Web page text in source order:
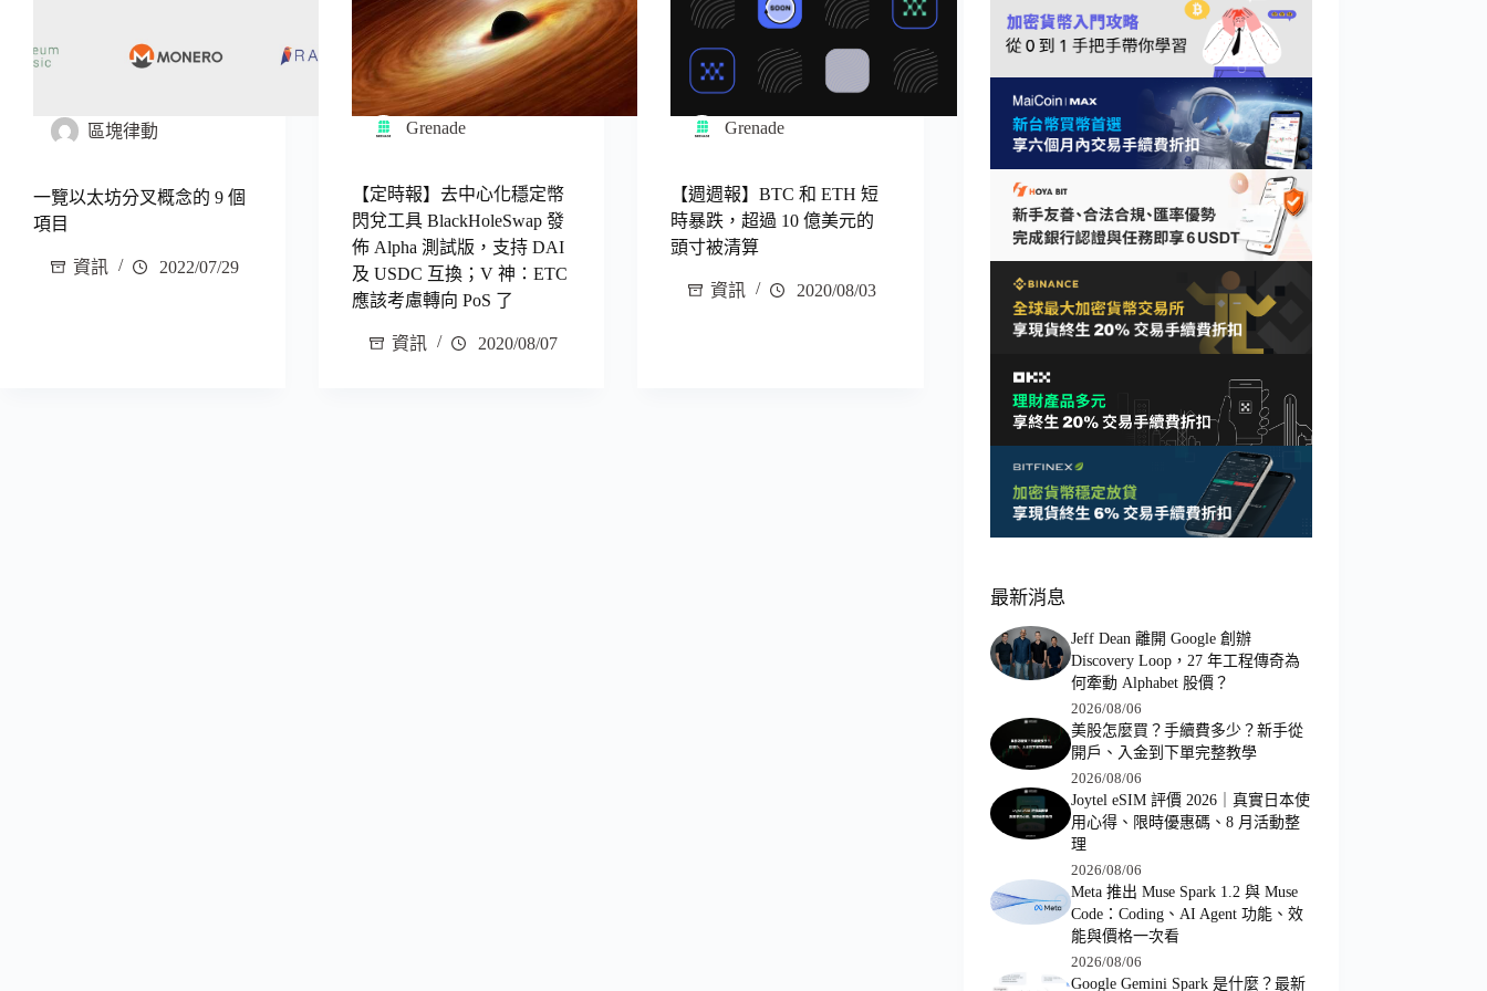
區塊律動
一覽以太坊分叉概念的 9 個
項目
資訊 2022/07/29
Grenade
【定時報】去中心化穩定幣
閃兌工具 BlackHoleSwap 發
佈 Alpha 測試版，支持 DAI
及 USDC 互換；V 神：ETC
應該考慮轉向 PoS 了
資訊 2020/08/07
Grenade
【週週報】BTC 和 ETH 短
時暴跌，超過 10 億美元的
頭寸被清算
資訊 2020/08/03
最新消息
Jeff Dean 離開 Google 創辦
Discovery Loop，27 年工程傳奇為
何牽動 Alphabet 股價？
2026/08/06
美股怎麼買？手續費多少？新手從
開戶、入金到下單完整教學
2026/08/06
Joytel eSIM 評價 2026｜真實日本使
用心得、限時優惠碼、8 月活動整
理
2026/08/06
Meta 推出 Muse Spark 1.2 與 Muse
Code：Coding、AI Agent 功能、效
能與價格一次看
2026/08/06
Google Gemini Spark 是什麼？最新